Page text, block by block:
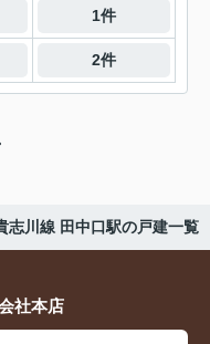
1件
2件
志川線 田中口駅の戸建一覧
社本店